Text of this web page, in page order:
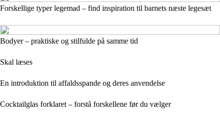
Forskellige typer legemad – find inspiration til barnets næste legesæt
Bodyer – praktiske og stilfulde på samme tid
Skal læses
En introduktion til affaldsspande og deres anvendelse
Cocktailglas forklaret – forstå forskellene før du vælger